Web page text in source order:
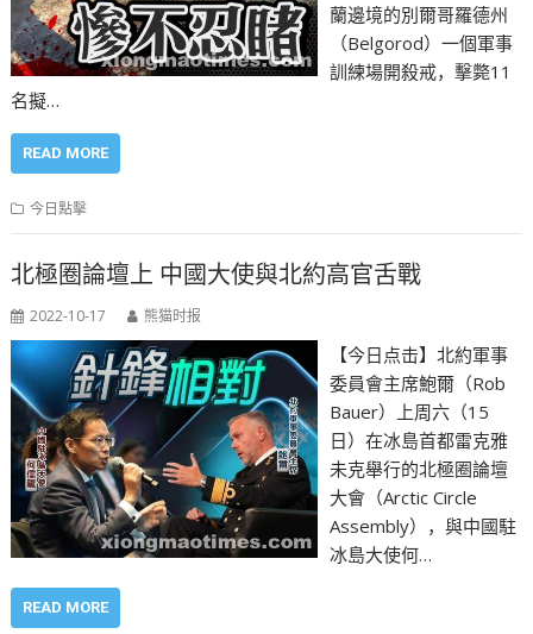
蘭邊境的別爾哥羅德州
（Belgorod）一個軍事
訓練場開殺戒，擊斃11
名擬…
READ MORE
今日點擊
北極圈論壇上 中國大使與北約高官舌戰
2022-10-17 熊猫时报
【今日点击】北約軍事
委員會主席鮑爾（Rob
Bauer）上周六（15
日）在冰島首都雷克雅
未克舉行的北極圈論壇
大會（Arctic Circle
Assembly），與中國駐
冰島大使何…
READ MORE